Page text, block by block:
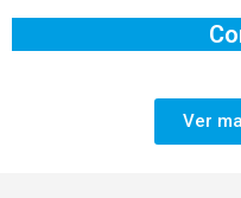
Ver